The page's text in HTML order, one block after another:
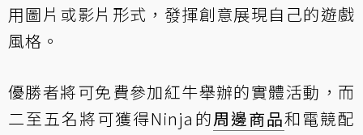
用圖片或影片形式，發揮創意展現自己的遊戲
風格。
優勝者將可免費參加紅牛舉辦的實體活動，而
二至五名將可獲得Ninja的周邊商品和電競配